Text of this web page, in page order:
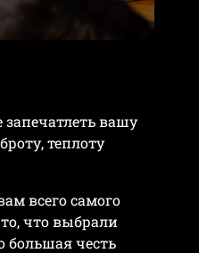
вашу
теплоту
всего самого
что выбрали
большая честь